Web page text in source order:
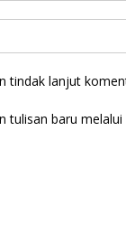
tindak lanjut
tulisan baru melalui